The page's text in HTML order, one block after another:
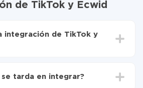
de TikTok y Ecwid
integración de TikTok y
de TikTok a Ecwid
tarda en integrar?